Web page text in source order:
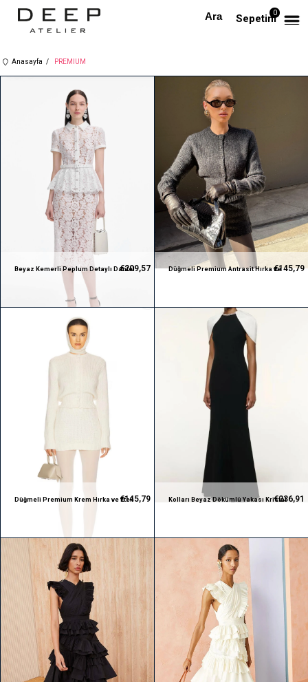
Sepetim0
Anasayfa PREMIUM
Beyaz Kemerli Peplum Detaylı Dantel
Premium Midi Elbise
€209,57
Düğmeli Premium Antrasit Hırka ve€145,79
Düğmeli Premium Krem Hırka ve Etek€145,79
Kolları Beyaz Dökümlü Yakası Kristal€236,91